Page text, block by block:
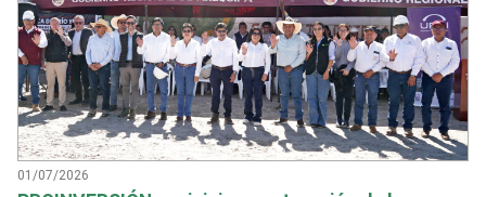
01/07/2026